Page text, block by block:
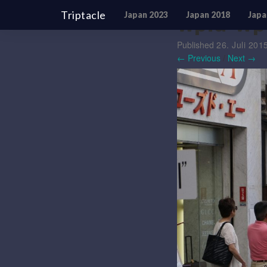
Triptacle Japan 2023 Japan 2018
wpid-
Published 26. Juli 2015
← Previous
Next →